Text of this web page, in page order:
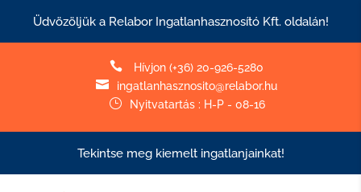
Üdvözöljük a Relabor Ingatlanhasznosító Kft. oldalán!

Hívjon (+36) 20-926-5280

ingatlanhasznosito@relabor.hu
}
Nyitvatartás : H-P - 08-16
Tekintse meg kiemelt ingatlanjainkat!